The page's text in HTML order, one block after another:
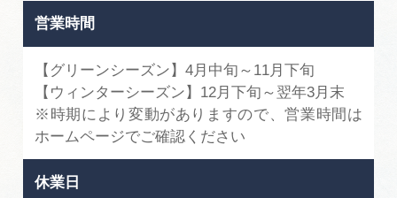
営業時間
【グリーンシーズン】4月中旬～11月下旬
【ウィンターシーズン】12月下旬～翌年3月末
※時期により変動がありますので、営業時間は
ホームページでご確認ください
休業日